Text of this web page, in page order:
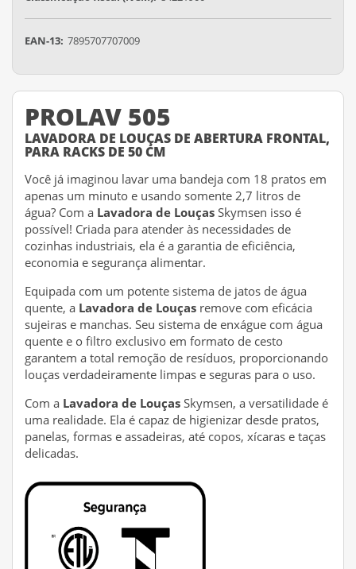
EAN-13: 7895707707009
PROLAV 505
LAVADORA DE LOUÇAS DE ABERTURA FRONTAL,
PARA RACKS DE 50 CM
Você já imaginou lavar uma bandeja com 18 pratos em
apenas um minuto e usando somente 2,7 litros de
água? Com a Lavadora de Louças Skymsen isso é
possível! Criada para atender às necessidades de
cozinhas industriais, ela é a garantia de eficiência,
economia e segurança alimentar.
Equipada com um potente sistema de jatos de água
quente, a Lavadora de Louças remove com eficácia
sujeiras e manchas. Seu sistema de enxágue com água
quente e o filtro exclusivo em formato de cesto
garantem a total remoção de resíduos, proporcionando
louças verdadeiramente limpas e seguras para o uso.
Com a Lavadora de Louças Skymsen, a versatilidade é
uma realidade. Ela é capaz de higienizar desde pratos,
panelas, formas e assadeiras, até copos, xícaras e taças
delicadas.